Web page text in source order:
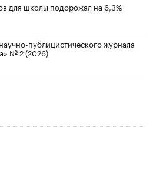
для школы подорожал на 6,3%
публицистического журнала
№ 2 (2026)